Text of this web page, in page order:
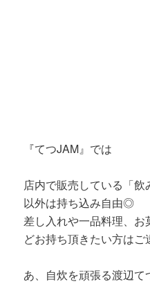
『てつJAM』では
店内で販売している「飲
以外は持ち込み自由◎
差し入れや一品料理、
どお持ち頂きたい方はご
あ、自炊を頑張る渡辺